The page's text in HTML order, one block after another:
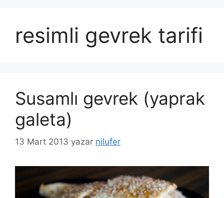
resimli gevrek tarifi
Susamlı gevrek (yaprak
galeta)
13 Mart 2013 yazar nilufer